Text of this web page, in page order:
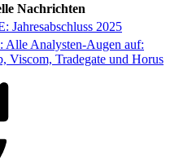
Nachrichten
Jahresabschluss 2025
Alle Analysten-Augen auf:
Viscom, Tradegate und Horus